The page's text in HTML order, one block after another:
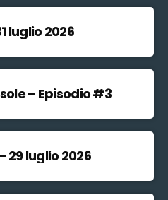
luglio 2026
– Episodio #3
29 luglio 2026